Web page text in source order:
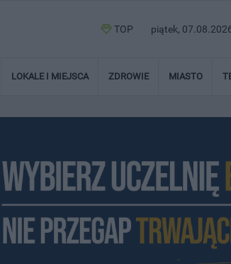
TOP piątek,
LOKALE I MIEJSCA ZDROWIE MIASTO